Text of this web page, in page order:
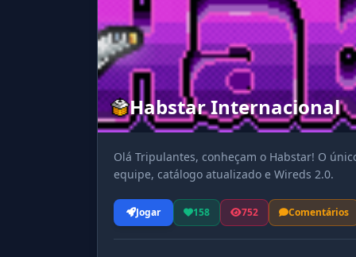
Habstar Internacional
Olá Tripulantes, conheçam o Habstar! O
equipe, catálogo atualizado e Wireds 2.0.
Jogar 158 752 Comentários